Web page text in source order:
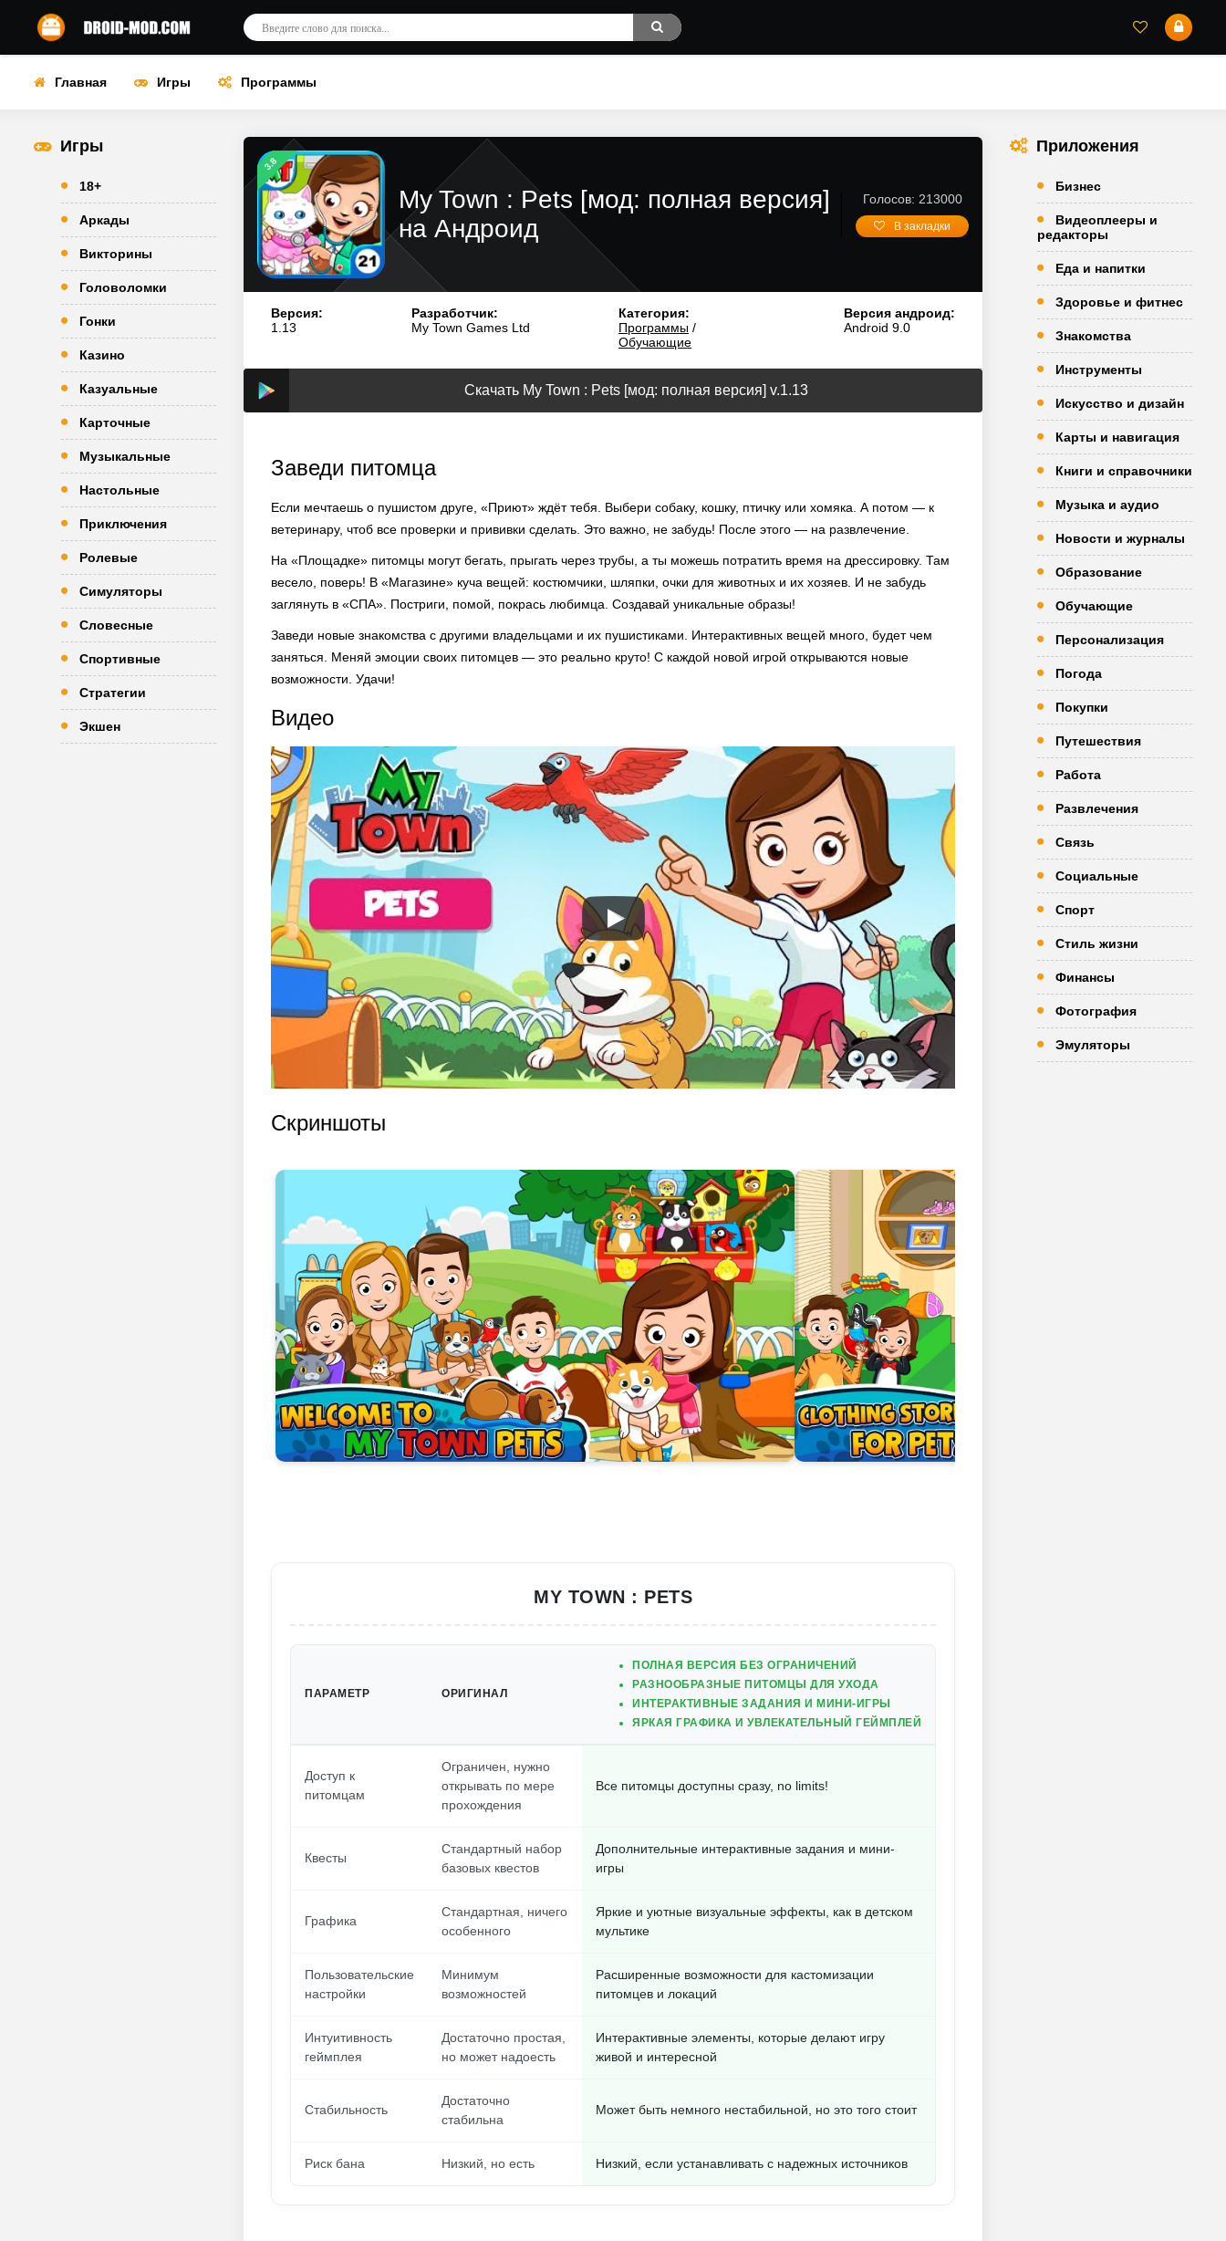
Главная Игры Программы
Игры
18+
Аркады
Викторины
Головоломки
Гонки
Казино
Казуальные
Карточные
Музыкальные
Настольные
Приключения
Ролевые
Симуляторы
Словесные
Спортивные
Стратегии
Экшен
3.8
My Town : Pets [мод: полная версия]
на Андроид
Голосов: 213000
В закладки
Версия:
1.13
Разработчик:
My Town Games Ltd
Категория:
Программы /
Обучающие
Версия андроид:
Android 9.0
Скачать My Town : Pets [мод: полная версия] v.1.13
Заведи питомца
Если мечтаешь о пушистом друге, «Приют» ждёт тебя. Выбери собаку, кошку, птичку или хомяка. А потом — к
ветеринару, чтоб все проверки и прививки сделать. Это важно, не забудь! После этого — на развлечение.
На «Площадке» питомцы могут бегать, прыгать через трубы, а ты можешь потратить время на дрессировку. Там
весело, поверь! В «Магазине» куча вещей: костюмчики, шляпки, очки для животных и их хозяев. И не забудь
заглянуть в «СПА». Постриги, помой, покрась любимца. Создавай уникальные образы!
Заведи новые знакомства с другими владельцами и их пушистиками. Интерактивных вещей много, будет чем
заняться. Меняй эмоции своих питомцев — это реально круто! С каждой новой игрой открываются новые
возможности. Удачи!
Видео
Скриншоты
MY TOWN : PETS
ПАРАМЕТР ОРИГИНАЛ
ПОЛНАЯ ВЕРСИЯ БЕЗ ОГРАНИЧЕНИЙ
РАЗНООБРАЗНЫЕ ПИТОМЦЫ ДЛЯ УХОДА
ИНТЕРАКТИВНЫЕ ЗАДАНИЯ И МИНИ-ИГРЫ
ЯРКАЯ ГРАФИКА И УВЛЕКАТЕЛЬНЫЙ ГЕЙМПЛЕЙ
Доступ к
питомцам
Ограничен, нужно
открывать по мере
прохождения
Все питомцы доступны сразу, no limits!
Квесты
Стандартный набор
базовых квестов
Дополнительные интерактивные задания и мини-
игры
Графика
Стандартная, ничего
особенного
Яркие и уютные визуальные эффекты, как в детском
мультике
Пользовательские
настройки
Минимум
возможностей
Расширенные возможности для кастомизации
питомцев и локаций
Интуитивность
геймплея
Достаточно простая,
но может надоесть
Интерактивные элементы, которые делают игру
живой и интересной
Стабильность
Достаточно
стабильна
Может быть немного нестабильной, но это того стоит
Риск бана Низкий, но есть Низкий, если устанавливать с надежных источников
Приложения
Бизнес
Видеоплееры и
редакторы
Еда и напитки
Здоровье и фитнес
Знакомства
Инструменты
Искусство и дизайн
Карты и навигация
Книги и справочники
Музыка и аудио
Новости и журналы
Образование
Обучающие
Персонализация
Погода
Покупки
Путешествия
Работа
Развлечения
Связь
Социальные
Спорт
Стиль жизни
Финансы
Фотография
Эмуляторы